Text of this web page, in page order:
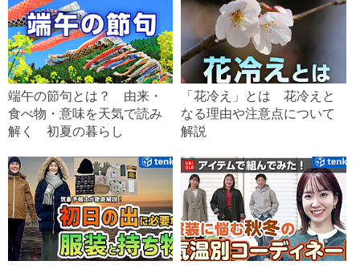
端午の節句とは？ 由来・
食べ物・意味を天気で読み
解く 初夏の暮らし
「花冷え」とは 花冷えと
なる理由や注意点について
解説